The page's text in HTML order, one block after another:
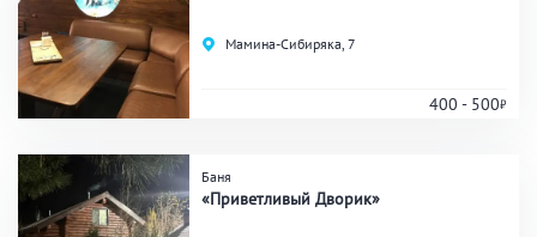
Круглосуточно
Банный комплекс
Аква-зона
Джакузи
Мамина-Сибиряка, 7
400 - 500
Баня
«Приветливый Дворик»